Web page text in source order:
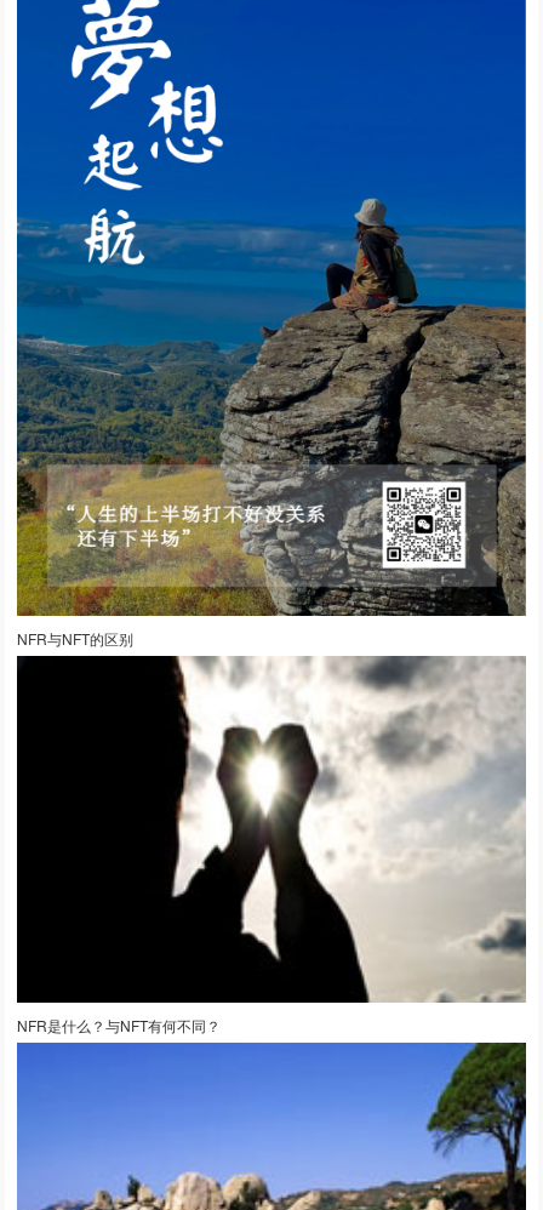
NFR与NFT的区别
NFR是什么？与NFT有何不同？